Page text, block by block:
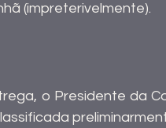
(impreterivelmente).
o Presidente da